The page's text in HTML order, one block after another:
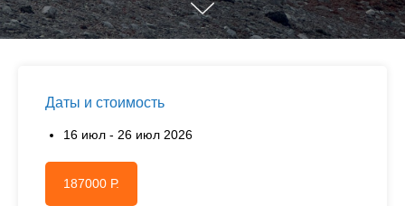
Даты и стоимость
16 июл - 26 июл 2026
187000 Р.